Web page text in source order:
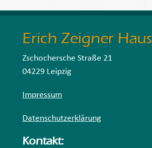
Erich Zeigner Haus
Zschochersche Straße 21
04229 Leipzig
Impressum
Datenschutzerklärung
Kontakt: